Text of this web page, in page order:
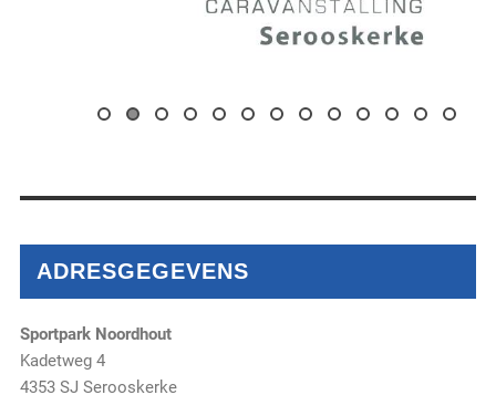
ADRESGEGEVENS
Sportpark Noordhout
Kadetweg 4
4353 SJ Serooskerke